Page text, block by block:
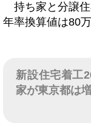
持ち家と分譲
年率換算値は80
新設住宅着工
家が東京都は